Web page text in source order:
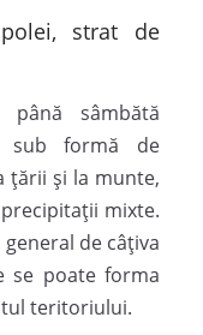
strat de
sâmbătă
sub formă de
țării și la munte,
mixte.
de câțiva
se poate forma
teritoriului.